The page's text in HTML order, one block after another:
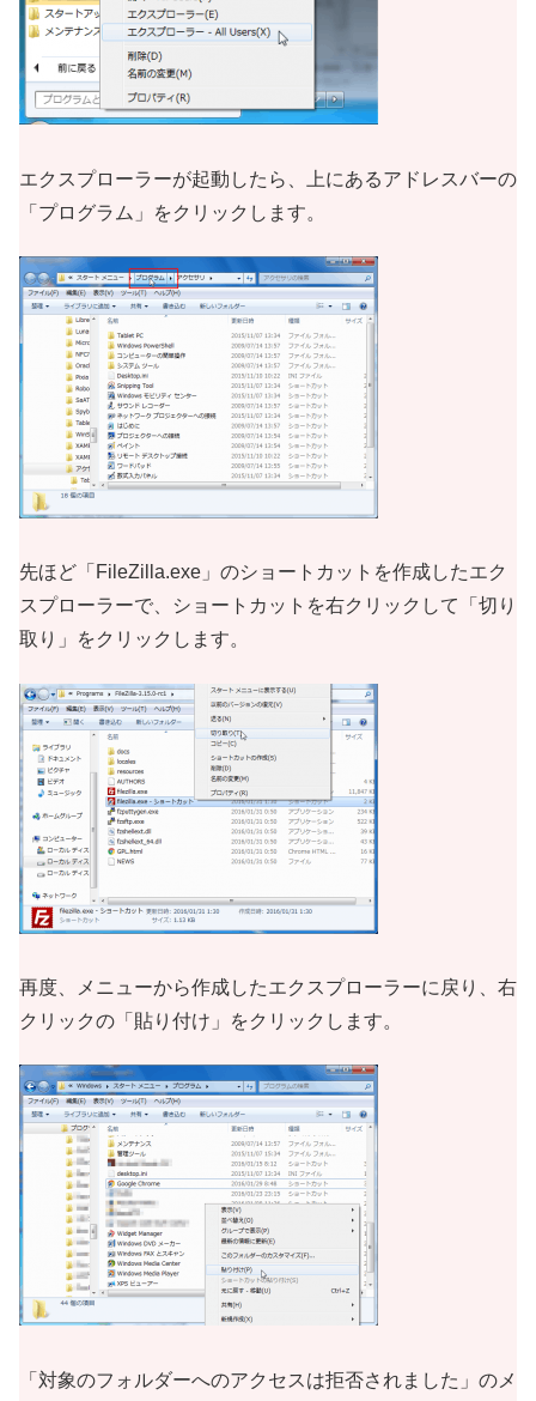
エクスプローラーが起動したら、上にあるアドレスバーの
「プログラム」をクリックします。
先ほど「FileZilla.exe」のショートカットを作成したエク
スプローラーで、ショートカットを右クリックして「切り
取り」をクリックします。
再度、メニューから作成したエクスプローラーに戻り、右
クリックの「貼り付け」をクリックします。
「対象のフォルダーへのアクセスは拒否されました」のメ